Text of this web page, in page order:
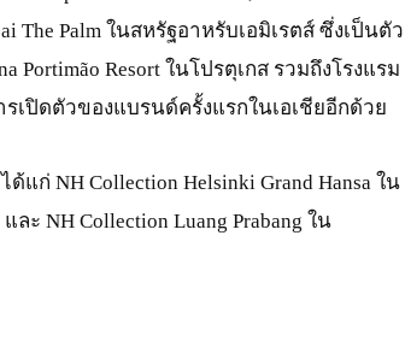
The Palm ในสหรัฐอาหรับเอมิเรตส์ ซึ่งเป็นตัว
Resort ในโปรตุเกส รวมถึงโรงแรม
รเปิดตัวของแบรนด์ครั้งแรกในเอเชียอีกด้วย
ก่ NH Collection Helsinki Grand Hansa ใน
ะ NH Collection Luang Prabang ใน